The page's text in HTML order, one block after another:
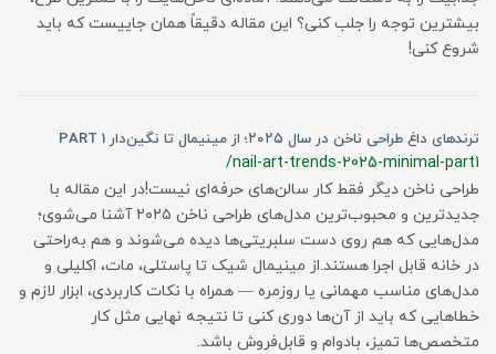
بیشترین توجه را جلب کنی؟ این مقاله دقیقاً همان جاییست که باید
شروع کنی!
ترندهای داغ طراحی ناخن در سال ۲۰۲۵؛ از مینیمال تا نگین‌دار PART 1
/nail-art-trends-2025-minimal-part1
طراحی ناخن دیگر فقط کار سالن‌های حرفه‌ای نیست!در این مقاله با
جدیدترین و محبوب‌ترین مدل‌های طراحی ناخن ۲۰۲۵ آشنا می‌شوی؛
مدل‌هایی که هم روی دست سلبریتی‌ها دیده می‌شوند و هم به‌راحتی
در خانه قابل اجرا هستند.از مینیمال شیک تا پاستلی، مات، اکلیلی و
مدل‌های مناسب مهمانی یا روزمره — همراه با نکات کاربردی، ابزار لازم و
خطاهایی که باید از آن‌ها دوری کنی تا نتیجه‌ نهایی مثل کار
متخصص‌ها تمیز، بادوام و قابل‌فروش باشد.